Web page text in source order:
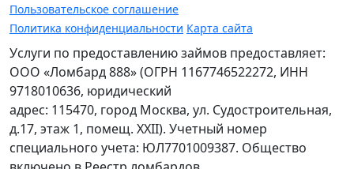
Пользовательское соглашение
Политика конфиденциальности Карта сайта
Услуги по предоставлению займов предоставляет:
ООО «Ломбард 888» (ОГРН 1167746522272, ИНН
9718010636, юридический
адрес: 115470, город Москва, ул. Судостроительная,
д.17, этаж 1, помещ. XXII). Учетный номер
специального учета: ЮЛ7701009387. Общество